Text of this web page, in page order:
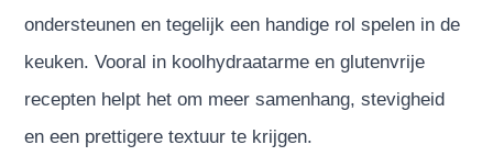
ondersteunen en tegelijk een handige rol spelen in de
keuken. Vooral in koolhydraatarme en glutenvrije
recepten helpt het om meer samenhang, stevigheid
en een prettigere textuur te krijgen.